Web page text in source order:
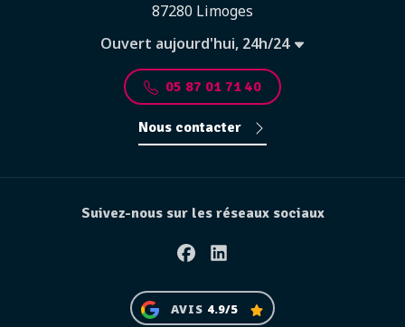
87280 Limoges
Ouvert aujourd'hui, 24h/24
05 87 01 71 40
Nous contacter
Suivez-nous sur les réseaux sociaux
FacebookLinkedin
AVIS 4.9/5